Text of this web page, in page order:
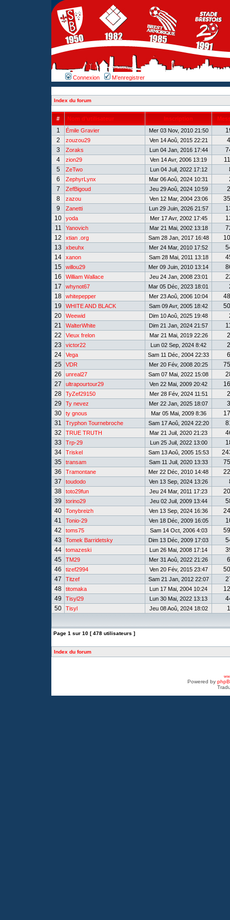
Connexion M’enregistrer
Index du forum
# Nom d’utilisateur Inscription
1 Émile Gravier Mer 03 Nov, 2010 21:50
2
zouzou29 Ven 14 Aoû, 2015 22:21
3
Zoraks Lun 04 Jan, 2016 17:44
4
zion29 Ven 14 Avr, 2006 13:19
5
ZeTwo Lun 04 Juil, 2022 17:12
6
ZephyrLynx Mar 06 Aoû, 2024 10:31
7
ZefBigoud Jeu 29 Aoû, 2024 10:59
8
zazou Ven 12 Mar, 2004 23:06
9
Zanetti Lun 29 Juin, 2026 21:57
10
yoda Mer 17 Avr, 2002 17:45
11
Yanovich Mar 21 Mai, 2002 13:18
12
xtian .org Sam 28 Jan, 2017 16:48
13
xbeuhx Mer 24 Mar, 2010 17:52
14
xanon Sam 28 Mai, 2011 13:18
15
willou29 Mer 09 Juin, 2010 13:14
16
William Wallace Jeu 24 Jan, 2008 23:01
17
whynot67 Mar 05 Déc, 2023 18:01
18
whitepepper Mer 23 Aoû, 2006 10:04
19
WHITE AND BLACK Sam 09 Avr, 2005 18:42
20
Weewid Dim 10 Aoû, 2025 19:48
21
WalterWhite Dim 21 Jan, 2024 21:57
22
Vieux frelon Mar 21 Mai, 2019 22:26
23
victor22 Lun 02 Sep, 2024 8:42
24
Vega Sam 11 Déc, 2004 22:33
25
VDR Mer 20 Fév, 2008 20:25
26
unreal27 Sam 07 Mai, 2022 15:08
27
ultrapourtour29 Ven 22 Mai, 2009 20:42
28
TyZef29150 Mer 28 Fév, 2024 11:51
29
Ty nevez Mer 22 Jan, 2025 18:07
30
ty gnous Mar 05 Mai, 2009 8:36
31
Tryphon Tournebroche Sam 17 Aoû, 2024 22:20
32
TRUE TRUTH Mar 21 Juil, 2020 21:23
33
Trp-29 Lun 25 Juil, 2022 13:00
34
Triskel Sam 13 Aoû, 2005 15:53
35
transam Sam 11 Juil, 2020 13:33
36
Tramontane Mer 22 Déc, 2010 14:48
37
toudodo Ven 13 Sep, 2024 13:26
38
toto29fun Jeu 24 Mar, 2011 17:23
39
torino29 Jeu 02 Juil, 2009 13:44
40
Tonybreizh Ven 13 Sep, 2024 16:36
41
Tonio-29 Ven 18 Déc, 2009 16:05
42
toms75 Sam 14 Oct, 2006 4:03
43
Tomek Barridetsky Dim 13 Déc, 2009 17:03
44
tomazeski Lun 26 Mai, 2008 17:14
45
TM29 Mer 31 Aoû, 2022 21:26
46
tizef2994 Ven 20 Fév, 2015 23:47
47
Titzef Sam 21 Jan, 2012 22:07
48
titomaka Lun 17 Mai, 2004 10:24
49
Tisyl29 Lun 30 Mai, 2022 13:13
50
Tisyl Jeu 08 Aoû, 2024 18:02
Page 1 sur 10 [ 478 utilisateurs ]
Index du forum
Powered by